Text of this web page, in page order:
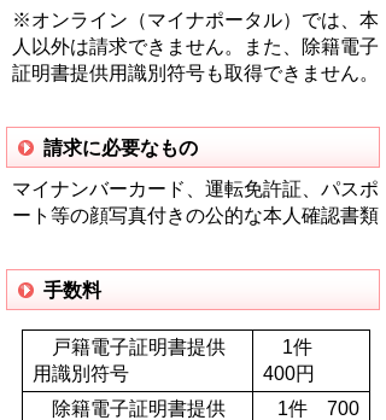
※オンライン（マイナポータル）では、本
人以外は請求できません。また、除籍電子
証明書提供用識別符号も取得できません。
請求に必要なもの
マイナンバーカード、運転免許証、パスポ
ート等の顔写真付きの公的な本人確認書類
手数料
戸籍電子証明書提供
用識別符号
1件
400円
除籍電子証明書提供
1件 700